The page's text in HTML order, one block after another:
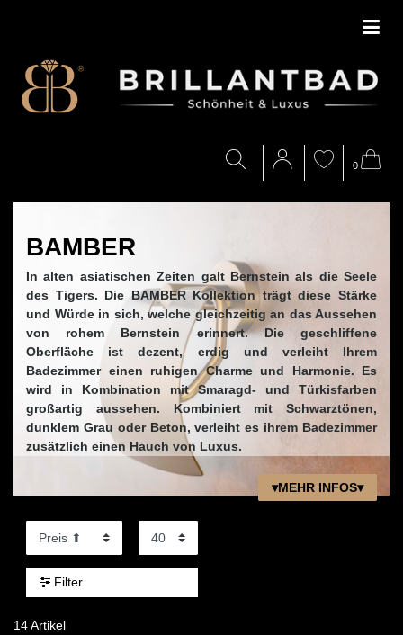
0
BAMBER
In alten asiatischen Zeiten galt Bernstein als die Seele
des Tigers. Die BAMBER Kollektion trägt diese Stärke
und Würde in sich, welche gleichzeitig an das Aussehen
von rohem Bernstein erinnert. Die geschliffene
Oberfläche ist dezent, erdig und verleiht Ihrem
Badezimmer einen ruhigen Charme und Harmonie. Es
wird in Kombination mit Smaragd- und Türkisfarben
großartig aussehen. Kombiniert mit Schwarztönen,
dunklem Grau oder Beton, verleiht es ihrem Badezimmer
zusätzlich einen Hauch von Luxus.
▾MEHR INFOS▾
Filter
14 Artikel